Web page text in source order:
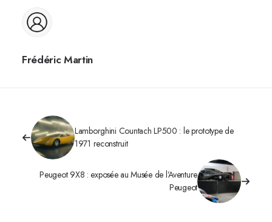
Frédéric Martin
Lamborghini Countach LP500 : le prototype de
1971 reconstruit
Peugeot 9X8 : exposée au Musée de l’Aventure
Peugeot